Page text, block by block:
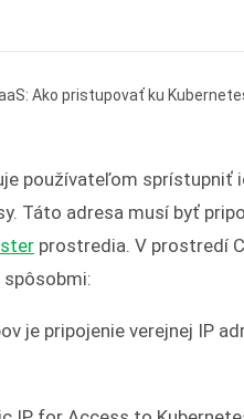
používateľom sprístupniť
Táto adresa musí byť
prostredia. V prostredí
je pripojenie verejnej IP